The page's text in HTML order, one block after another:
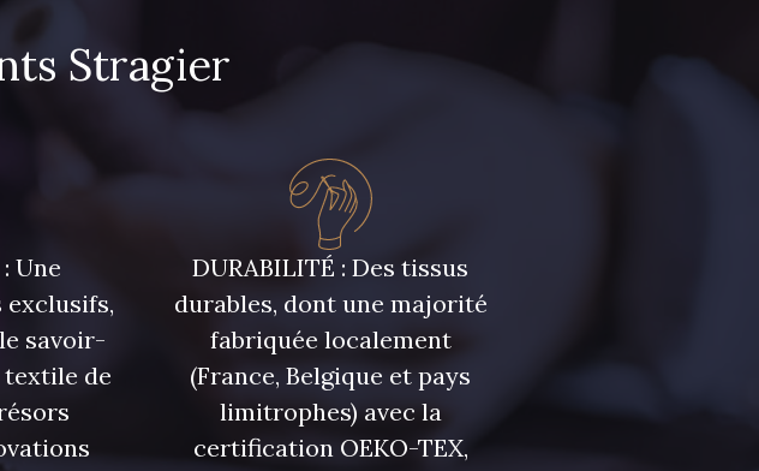
Stragier
Une
exclusifs,
savoir-
de
DURABILITÉ : Des tissus
durables, dont une majorité
fabriquée localement
(France, Belgique et pays
limitrophes) avec la
certification OEKO-TEX,